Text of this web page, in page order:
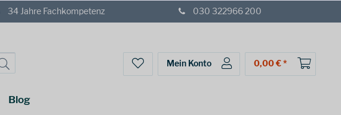
34 Jahre Fachkompetenz 030 322966 200
Mein Konto 0,00 € *
Blog